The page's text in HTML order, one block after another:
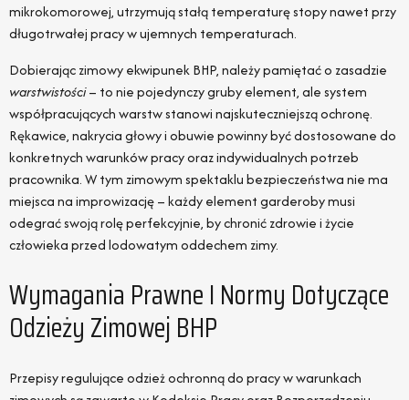
mikrokomorowej, utrzymują stałą temperaturę stopy nawet przy
długotrwałej pracy w ujemnych temperaturach.
Dobierając zimowy ekwipunek BHP, należy pamiętać o zasadzie
warstwistości– to nie pojedynczy gruby element, ale system
współpracujących warstw stanowi najskuteczniejszą ochronę.
Rękawice, nakrycia głowy i obuwie powinny być dostosowane do
konkretnych warunków pracy oraz indywidualnych potrzeb
pracownika. W tym zimowym spektaklu bezpieczeństwa nie ma
miejsca na improwizację – każdy element garderoby musi
odegrać swoją rolę perfekcyjnie, by chronić zdrowie i życie
człowieka przed lodowatym oddechem zimy.
Wymagania Prawne I Normy Dotyczące
Odzieży Zimowej BHP
Przepisy regulujące odzież ochronną do pracy w warunkach